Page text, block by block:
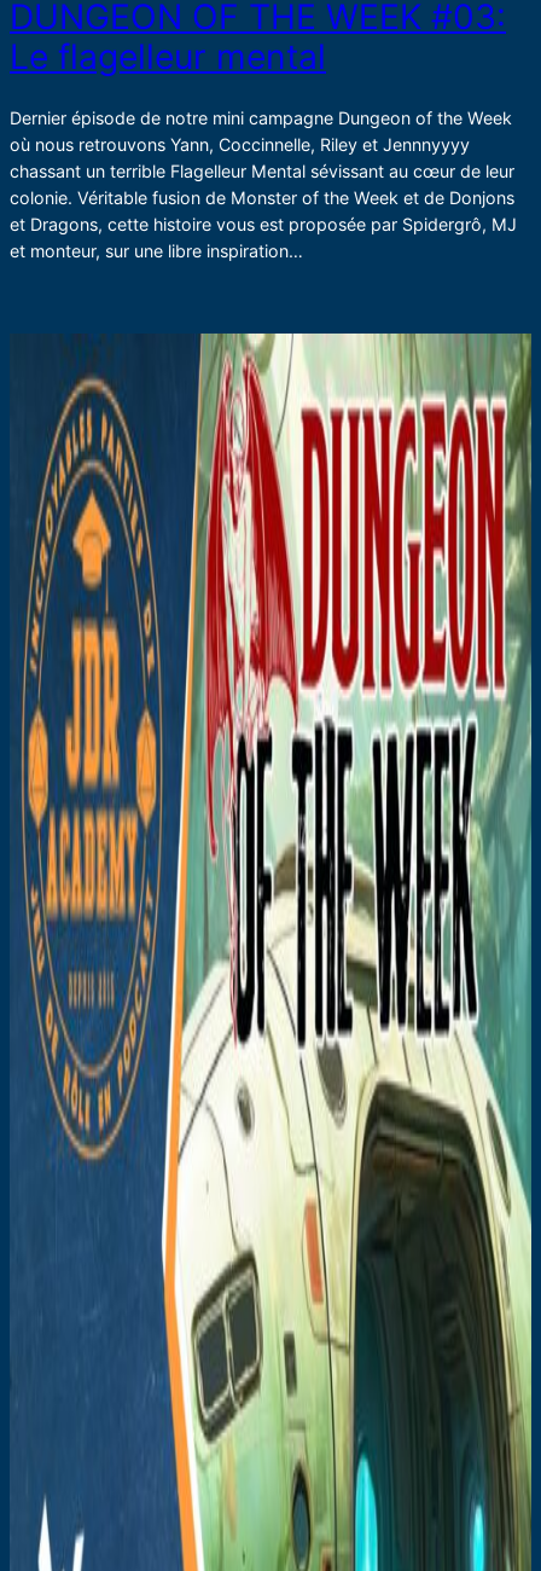
DUNGEON OF THE WEEK #03:
Le flagelleur mental
Dernier épisode de notre mini campagne Dungeon of the Week
où nous retrouvons Yann, Coccinnelle, Riley et Jennnyyyy
chassant un terrible Flagelleur Mental sévissant au cœur de leur
colonie. Véritable fusion de Monster of the Week et de Donjons
et Dragons, cette histoire vous est proposée par Spidergrô, MJ
et monteur, sur une libre inspiration…